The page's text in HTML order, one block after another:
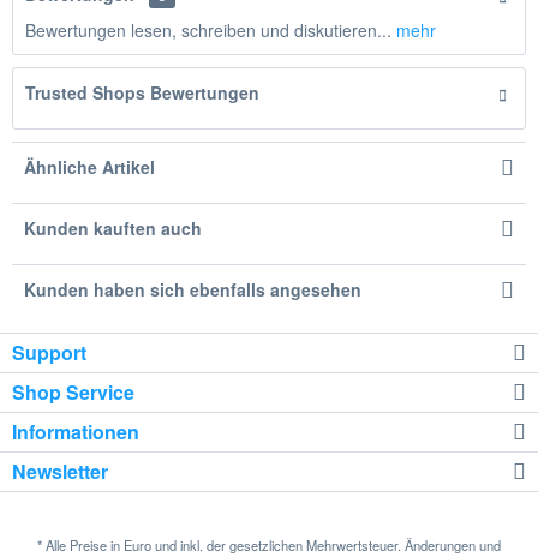
Bewertungen lesen, schreiben und diskutieren... mehr
Trusted Shops Bewertungen
Ähnliche Artikel
Kunden kauften auch
Kunden haben sich ebenfalls angesehen
Support
Shop Service
Informationen
Newsletter
* Alle Preise in Euro und inkl. der gesetzlichen Mehrwertsteuer. Änderungen und